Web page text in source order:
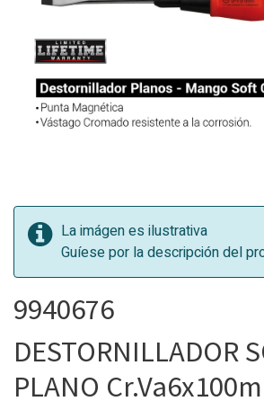
La imágen es ilustrativa
Guíese por la descripción del
9940676
DESTORNILLADOR
PLANO